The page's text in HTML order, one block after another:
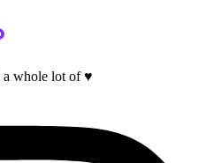
whole lot of ♥